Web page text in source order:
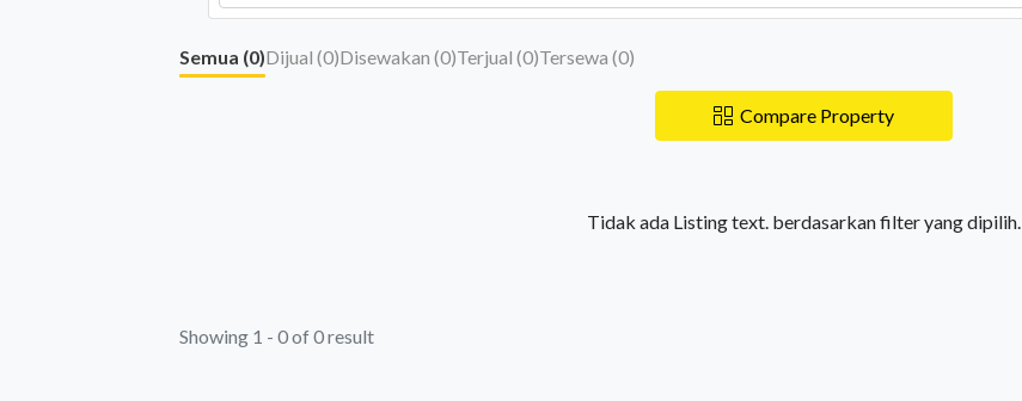
Semua (0)Dijual (0)Disewakan (0)Terjual (0)Tersewa (0)
Compare Property
Tidak ada Listing text. berdasarkan filter yang dipilih.
Showing 1 - 0 of 0 result